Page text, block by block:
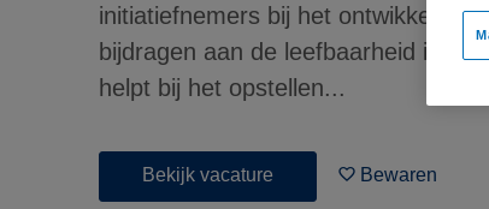
initiatiefnemers bij het ontwikkelen,
bijdragen aan de leefbaarheid in
helpt bij het opstellen...
Bekijk vacature Bewaren